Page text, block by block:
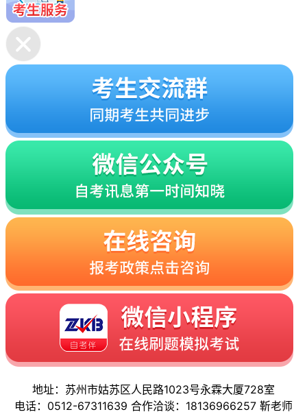
地址：苏州市姑苏区人民路1023号永霖大厦728室
电话：0512-67311639 合作洽谈：18136966257 靳老师